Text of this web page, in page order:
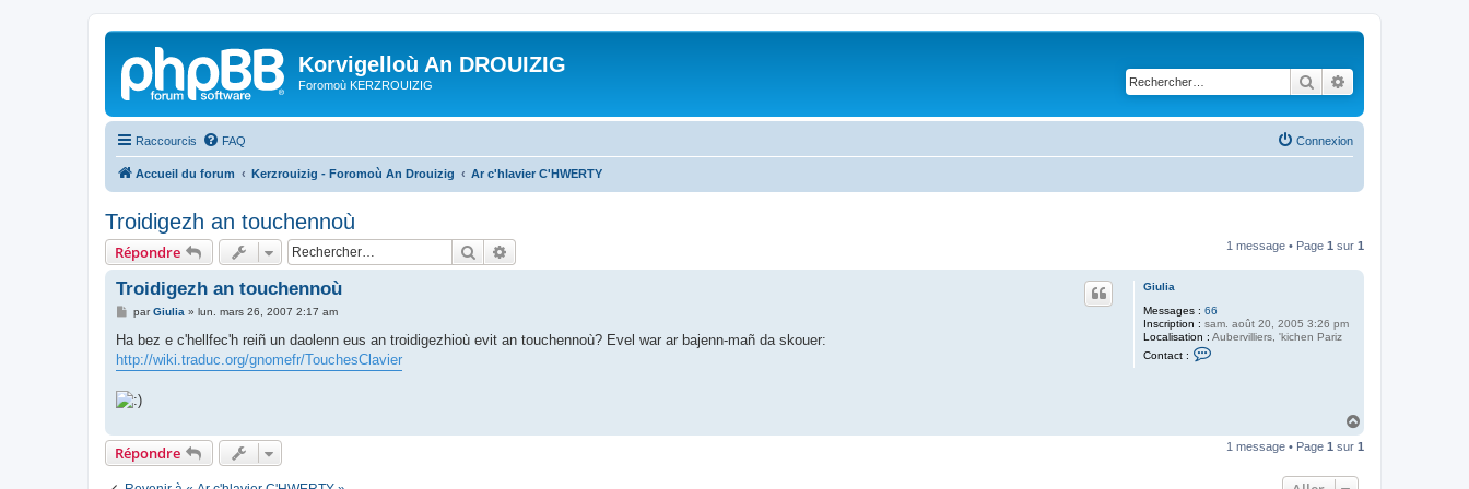
Korvigelloù An DROUIZIG
Foromoù KERZROUIZIG Rechercher
Raccourcis FAQ Connexion
Accueil du forum Kerzrouizig - Foromoù An Drouizig Ar c'hlavier C'HWERTY
Troidigezh an touchennoù
Répondre Rechercher 1 message • Page 1 sur 1
Giulia
Messages : 66
Inscription : sam. août 20, 2005 3:26 pm
Localisation : Aubervilliers, 'kichen Pariz
Contact :
Troidigezh an touchennoù
M
s
a
e
parGiulia » lun. mars 26, 2007 2:17 am
Ha bez e c'hellfec'h reiñ un daolenn eus an troidigezhioù evit an touchennoù? Evel war ar bajenn-mañ da skouer:
http://wiki.traduc.org/gnomefr/TouchesClavier
u
Répondre 1 message • Page 1 sur 1